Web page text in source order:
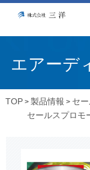
エアーデ
TOP >製品情報 > セ
セールスプロモ